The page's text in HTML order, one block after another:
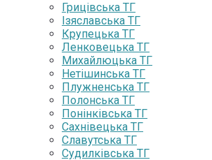
Грицівська ТГ
Ізяславська ТГ
Крупецька ТГ
Ленковецька ТГ
Михайлюцька ТГ
Нетішинська ТГ
Плужненська ТГ
Полонська ТГ
Понінківська ТГ
Сахнівецька ТГ
Славутська ТГ
Судилківська ТГ